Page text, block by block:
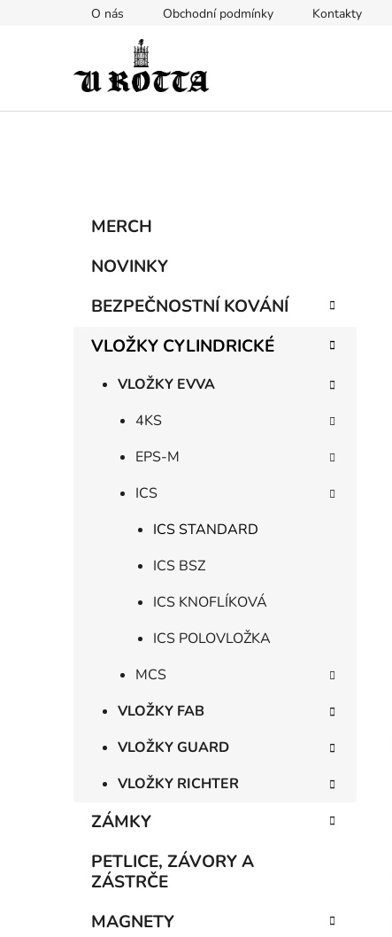
O nás Obchodní podmínky Kontakty
Přeskočit
kategorie
MERCH
NOVINKY
BEZPEČNOSTNÍ KOVÁNÍ
VLOŽKY CYLINDRICKÉ
VLOŽKY EVVA
4KS
EPS-M
ICS
ICS STANDARD
ICS BSZ
ICS KNOFLÍKOVÁ
ICS POLOVLOŽKA
MCS
VLOŽKY FAB
VLOŽKY GUARD
VLOŽKY RICHTER
ZÁMKY
PETLICE, ZÁVORY A
ZÁSTRČE
MAGNETY